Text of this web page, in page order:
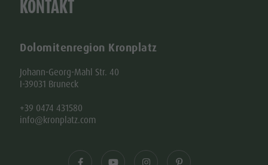
KONTAKT
Dolomitenregion Kronplatz
Johann-Georg-Mahl Str. 40
I-39031 Bruneck
+39 0474 431580
info@kronplatz.com